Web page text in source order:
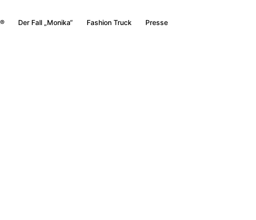
Der Fall „Monika“ Fashion Truck Presse